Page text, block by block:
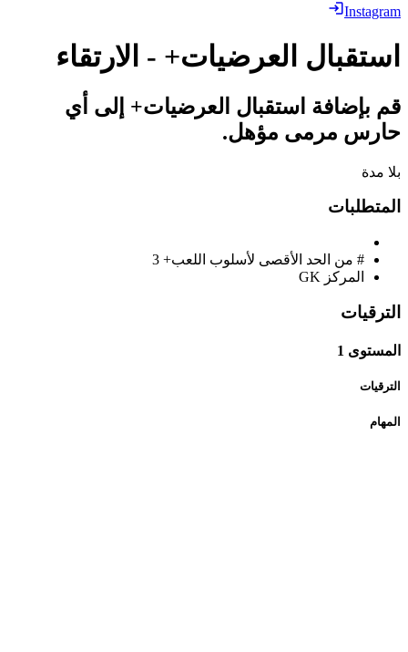
Instagram
استقبال العرضيات+ - الارتقاء
قم بإضافة استقبال العرضيات+ إلى أي
حارس مرمى مؤهل.
بلا مدة
المتطلبات
# من الحد الأقصى لأسلوب اللعب+
المركز
الترقيات
المستوى 1
الترقيات
المهام